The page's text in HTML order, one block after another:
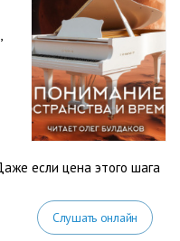
если цена этого шага
Слушать онлайн